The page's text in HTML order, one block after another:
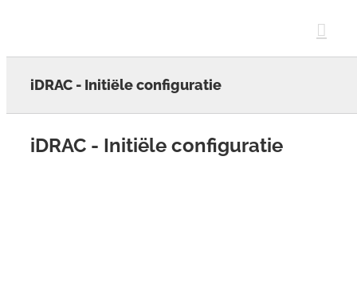
iDRAC - Initiële configuratie
iDRAC - Initiële configuratie